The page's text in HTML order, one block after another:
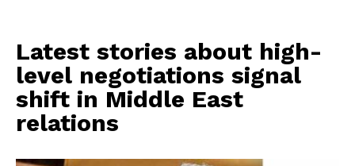
Latest stories about high-
level negotiations signal
shift in Middle East
relations